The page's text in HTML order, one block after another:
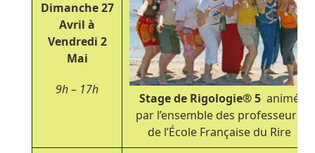
Dimanche 27
Avril à
Vendredi 2
Mai
9h – 17h
Stage de Rigologie®5 animé
par l’ensemble des professeurs
de l’École Française du Rire